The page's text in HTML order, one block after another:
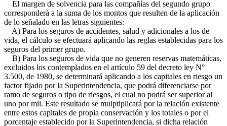
El margen de solvencia para las compañías del segundo grupo
corresponderá a la suma de los montos que resulten de la aplicación
de lo señalado en las letras siguientes:
A) Para los seguros de accidentes, salud y adicionales a los de
vida, el cálculo se efectuará aplicando las reglas establecidas para los
seguros del primer grupo.
B) Para los seguros de vida que no generen reservas matemáticas,
excluidos los contemplados en el artículo 59 del decreto ley N°
3.500, de 1980, se determinará aplicando a los capitales en riesgo un
factor fijado por la Superintendencia, que podrá diferenciarse por
ramo de seguros o tipo de riesgos, el cual no podrá ser superior al
uno por mil. Este resultado se mulptiplicará por la relación existente
entre estos capitales de propia conservación y los totales o por el
porcentaje establecido por la Superintendencia, si dicha relación